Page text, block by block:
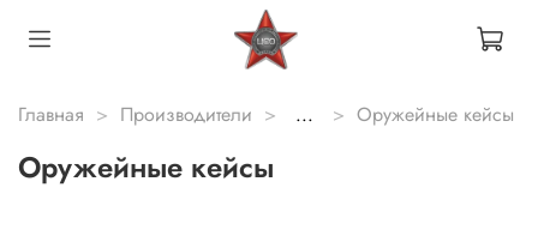
Главная Производители ... Оружейные кейсы
Оружейные кейсы